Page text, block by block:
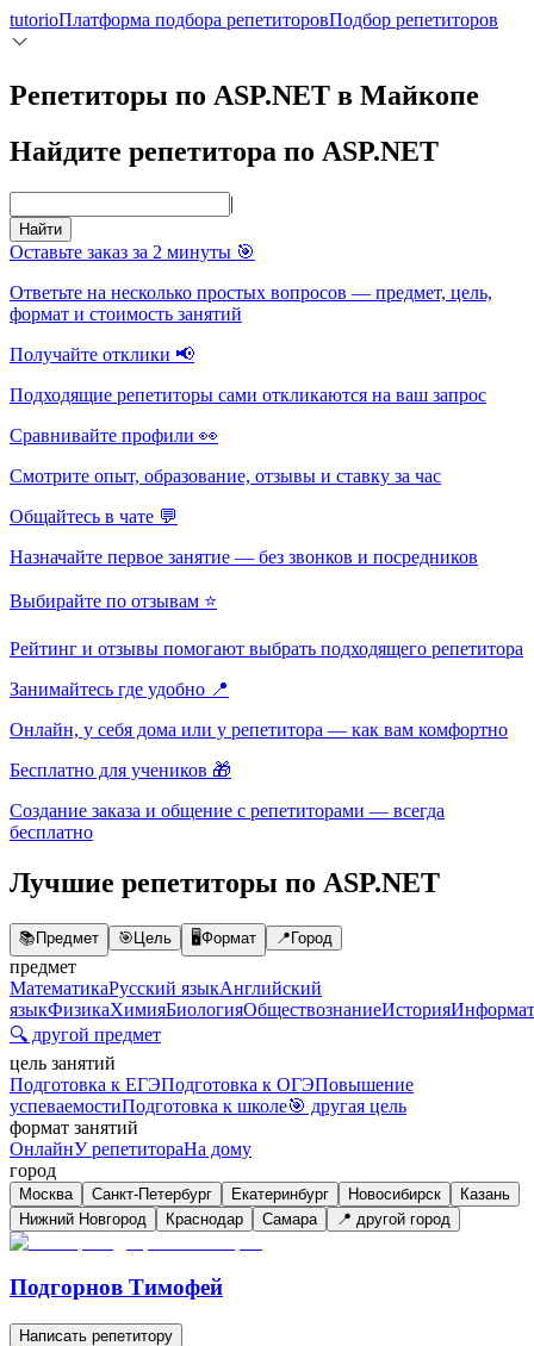
tutorioПлатформа подбора репетиторовПодбор репетиторов
Репетиторы по ASP.NET в Майкопе
Найдите репетитора по ASP.NET
|
Найти
Оставьте заказ за 2 минуты 🎯
Ответьте на несколько простых вопросов — предмет, цель,
формат и стоимость занятий
Получайте отклики 📢
Подходящие репетиторы сами откликаются на ваш запрос
Сравнивайте профили 👀
Смотрите опыт, образование, отзывы и ставку за час
Общайтесь в чате 💬
Назначайте первое занятие — без звонков и посредников
Выбирайте по отзывам ⭐
Рейтинг и отзывы помогают выбрать подходящего репетитора
Занимайтесь где удобно 📍
Онлайн, у себя дома или у репетитора — как вам комфортно
Бесплатно для учеников 🎁
Создание заказа и общение с репетиторами — всегда
бесплатно
Лучшие репетиторы по ASP.NET
📚Предмет 🎯Цель 🖥️Формат 📍Город
предмет
МатематикаРусский языкАнглийский
языкФизикаХимияБиологияОбществознаниеИстория
🔍 другой предмет
цель занятий
Подготовка к ЕГЭПодготовка к ОГЭПовышение
успеваемостиПодготовка к школе🎯 другая цель
формат занятий
ОнлайнУ репетитораНа дому
город
Москва Санкт-Петербург Екатеринбург Новосибирск
Казань
Нижний Новгород
Краснодар Самара 📍 другой город
Подгорнов Тимофей
Написать репетитору